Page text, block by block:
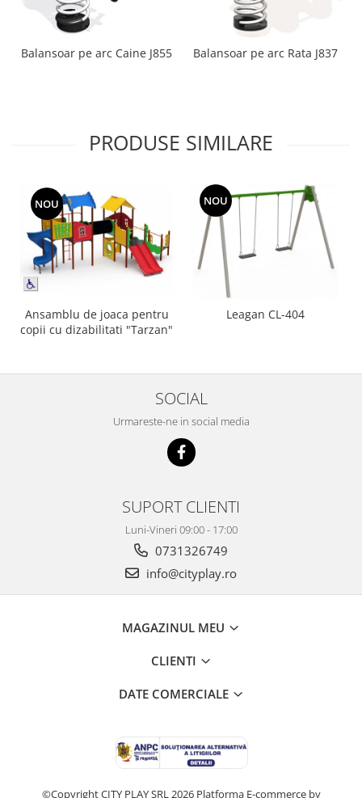
Balansoar pe arc Caine J855 Balansoar pe arc Rata J837
PRODUSE SIMILARE
NOU
Ansamblu de joaca pentru
copii cu dizabilitati "Tarzan"
NOU
Leagan CL-404
SOCIAL
Urmareste-ne in social media
SUPORT CLIENTI
Luni-Vineri 09:00 - 17:00
0731326749
info@cityplay.ro
MAGAZINUL MEU
CLIENTI
DATE COMERCIALE
©Copyright CITY PLAY SRL 2026 Platforma E-commerce by